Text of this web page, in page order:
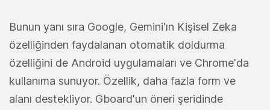
Bunun yanı sıra Google, Gemini'ın Kişisel Zeka
özelliğinden faydalanan otomatik doldurma
özelliğini de Android uygulamaları ve Chrome'da
kullanıma sunuyor. Özellik, daha fazla form ve
alanı destekliyor. Gboard'un öneri şeridinde